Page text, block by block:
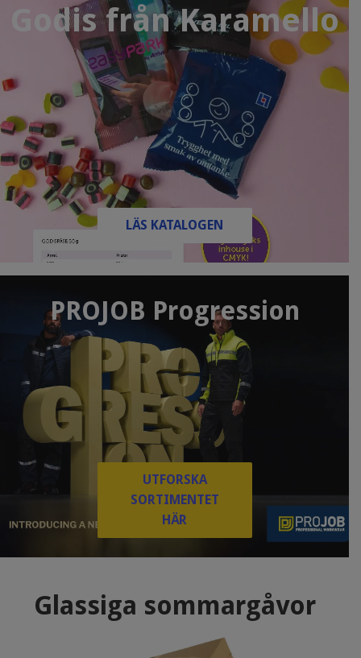
Godis från Karamello
LÄS KATALOGEN
PROJOB Progression
UTFORSKA
SORTIMENTET
HÄR
Glassiga sommargåvor